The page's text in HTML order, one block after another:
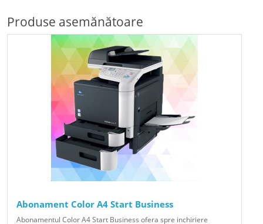
Produse asemănătoare
Abonament Color A4 Start Business
Abonamentul Color A4 Start Business ofera spre inchiriere